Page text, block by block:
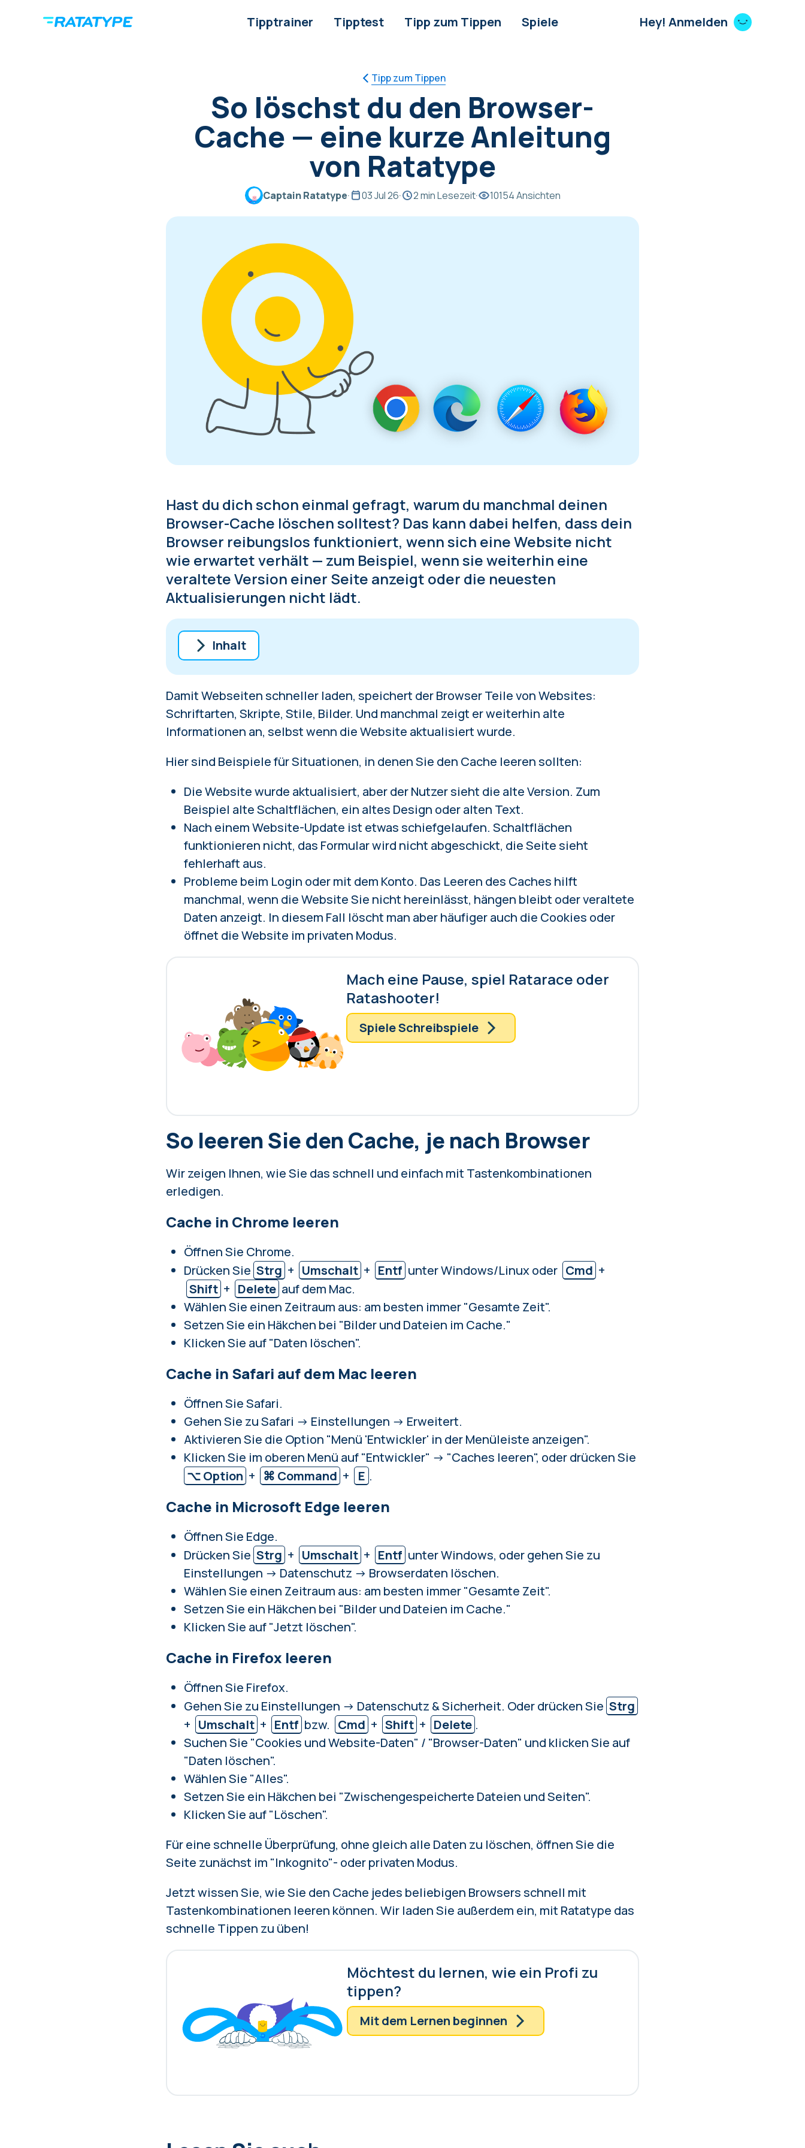
Tipptrainer Tipptest Tipp zum Tippen Spiele Hey! Anmelden
Tipp zum Tippen
So löschst du den Browser-
Cache — eine kurze Anleitung
von Ratatype
Captain Ratatype· 03 Jul 26· 2 min Lesezeit· 10154 Ansichten
Hast du dich schon einmal gefragt, warum du manchmal deinen
Browser-Cache löschen solltest? Das kann dabei helfen, dass dein
Browser reibungslos funktioniert, wenn sich eine Website nicht
wie erwartet verhält — zum Beispiel, wenn sie weiterhin eine
veraltete Version einer Seite anzeigt oder die neuesten
Aktualisierungen nicht lädt.
Inhalt
So leeren Sie den Cache, je nach Browser
Lesen Sie auch:
Damit Webseiten schneller laden, speichert der Browser Teile von Websites:
Schriftarten, Skripte, Stile, Bilder. Und manchmal zeigt er weiterhin alte
Informationen an, selbst wenn die Website aktualisiert wurde.
Hier sind Beispiele für Situationen, in denen Sie den Cache leeren sollten:
Die Website wurde aktualisiert, aber der Nutzer sieht die alte Version. Zum
Beispiel alte Schaltflächen, ein altes Design oder alten Text.
Nach einem Website-Update ist etwas schiefgelaufen. Schaltflächen
funktionieren nicht, das Formular wird nicht abgeschickt, die Seite sieht
fehlerhaft aus.
Probleme beim Login oder mit dem Konto. Das Leeren des Caches hilft
manchmal, wenn die Website Sie nicht hereinlässt, hängen bleibt oder veraltete
Daten anzeigt. In diesem Fall löscht man aber häufiger auch die Cookies oder
öffnet die Website im privaten Modus.
Mach eine Pause, spiel Ratarace oder
Ratashooter!
Spiele Schreibspiele
So leeren Sie den Cache, je nach Browser
Wir zeigen Ihnen, wie Sie das schnell und einfach mit Tastenkombinationen
erledigen.
Cache in Chrome leeren
Öffnen Sie Chrome.
Drücken Sie Strg + Umschalt + Entf unter Windows/Linux oder Cmd +
Shift + Delete auf dem Mac.
Wählen Sie einen Zeitraum aus: am besten immer "Gesamte Zeit".
Setzen Sie ein Häkchen bei "Bilder und Dateien im Cache."
Klicken Sie auf "Daten löschen".
Cache in Safari auf dem Mac leeren
Öffnen Sie Safari.
Gehen Sie zu Safari → Einstellungen → Erweitert.
Aktivieren Sie die Option "Menü 'Entwickler' in der Menüleiste anzeigen".
Klicken Sie im oberen Menü auf "Entwickler" → "Caches leeren", oder drücken Sie
⌥ Option + ⌘ Command + E .
Cache in Microsoft Edge leeren
Öffnen Sie Edge.
Drücken Sie Strg + Umschalt + Entf unter Windows, oder gehen Sie zu
Einstellungen → Datenschutz → Browserdaten löschen.
Wählen Sie einen Zeitraum aus: am besten immer "Gesamte Zeit".
Setzen Sie ein Häkchen bei "Bilder und Dateien im Cache."
Klicken Sie auf "Jetzt löschen".
Cache in Firefox leeren
Öffnen Sie Firefox.
Gehen Sie zu Einstellungen → Datenschutz & Sicherheit. Oder drücken Sie Strg
+ Umschalt + Entf bzw. Cmd + Shift + Delete .
Suchen Sie "Cookies und Website-Daten" / "Browser-Daten" und klicken Sie auf
"Daten löschen".
Wählen Sie "Alles".
Setzen Sie ein Häkchen bei "Zwischengespeicherte Dateien und Seiten".
Klicken Sie auf "Löschen".
Für eine schnelle Überprüfung, ohne gleich alle Daten zu löschen, öffnen Sie die
Seite zunächst im "Inkognito"- oder privaten Modus.
Jetzt wissen Sie, wie Sie den Cache jedes beliebigen Browsers schnell mit
Tastenkombinationen leeren können. Wir laden Sie außerdem ein, mit Ratatype das
schnelle Tippen zu üben!
Möchtest du lernen, wie ein Profi zu
tippen?
Mit dem Lernen beginnen